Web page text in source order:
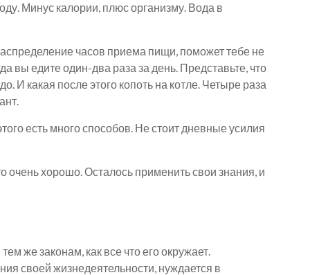
Минус калории, плюс организму. Вода в
часов приема пищи, поможет тебе не
вы едите один-два раза за день. Представьте, что
И какая после этого копоть на котле. Четыре раза
есть много способов. Не стоит дневные усилия
очень хорошо. Осталось применить свои знания, и
же законам, как все что его окружает.
своей жизнедеятельности, нуждается в